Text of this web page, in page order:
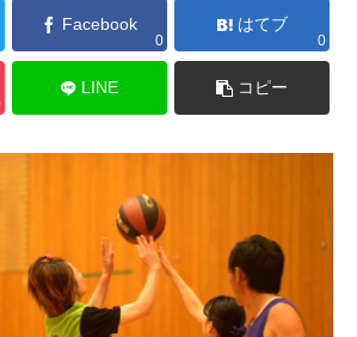
Facebook
0
はてブ
0
LINE コピー